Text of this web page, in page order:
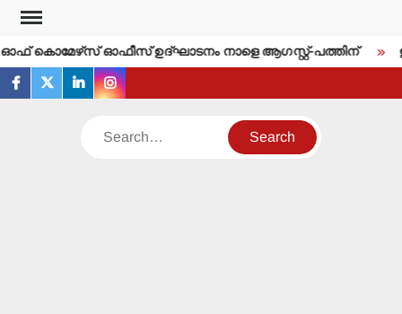
Skip
content
ഓഫ് കൊമേഴ്‌സ് ഓഫീസ് ഉദ്ഘാടനം നാളെ ആഗസ്റ്റ്-പത്തിന്
facebook
twitterlinkedininstagram
Search